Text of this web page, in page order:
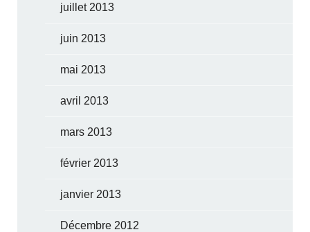
juillet 2013
juin 2013
mai 2013
avril 2013
mars 2013
février 2013
janvier 2013
Décembre 2012